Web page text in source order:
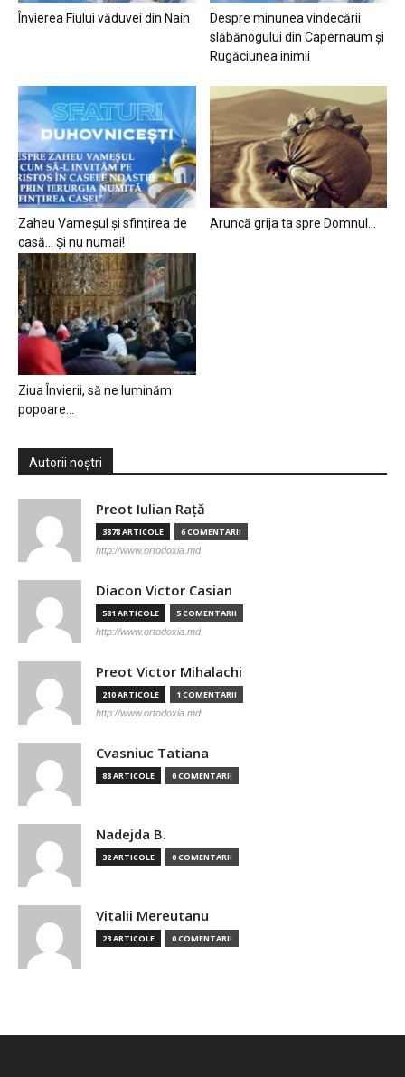
Învierea Fiului văduvei din Nain
Despre minunea vindecării
slăbănogului din Capernaum și
Rugăciunea inimii
Zaheu Vameșul și sfințirea de
casă… Și nu numai!
Aruncă grija ta spre Domnul…
Ziua Învierii, să ne luminăm
popoare…
Autorii noștri
Preot Iulian Raţă
3878 ARTICOLE 6 COMENTARII
http://www.ortodoxia.md
Diacon Victor Casian
581 ARTICOLE 5 COMENTARII
http://www.ortodoxia.md
Preot Victor Mihalachi
210 ARTICOLE 1 COMENTARII
http://www.ortodoxia.md
Cvasniuc Tatiana
88 ARTICOLE 0 COMENTARII
Nadejda B.
32 ARTICOLE 0 COMENTARII
Vitalii Mereutanu
23 ARTICOLE 0 COMENTARII